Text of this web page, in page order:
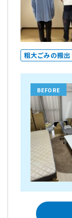
粗大ごみの搬出
BEFORE